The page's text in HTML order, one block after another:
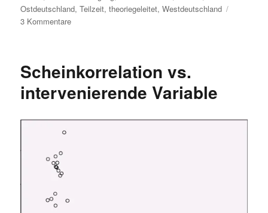
Ostdeutschland,Teilzeit,theoriegeleitet,Westdeutschland
3 Kommentarezu
und
im
geringer
Scheinkorrelation vs.
intervenierende Variable